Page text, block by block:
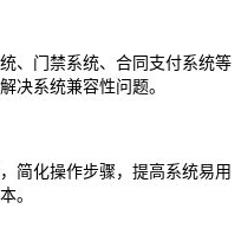
、门禁系统、合同支付系统等
决系统兼容性问题。
简化操作步骤，提高系统易用
。